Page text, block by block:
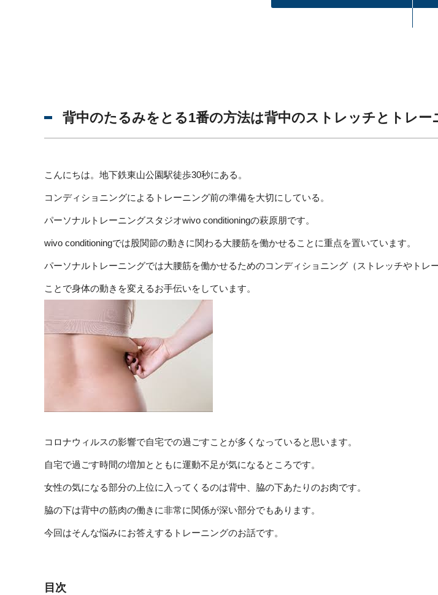
背中のたるみをとる1番の方法は背中のストレッチとトレー
こんにちは。地下鉄東山公園駅徒歩30秒にある。
コンディショニングによるトレーニング前の準備を大切にしている。
パーソナルトレーニングスタジオwivo conditioningの萩原朋です。
wivo conditioningでは股関節の動きに関わる大腰筋を働かせることに重点を置いています。
パーソナルトレーニングでは大腰筋を働かせるためのコンディショニング（ストレッチやトレ
ことで身体の動きを変えるお手伝いをしています。
コロナウィルスの影響で自宅での過ごすことが多くなっていると思います。
自宅で過ごす時間の増加とともに運動不足が気になるところです。
女性の気になる部分の上位に入ってくるのは背中、脇の下あたりのお肉です。
脇の下は背中の筋肉の働きに非常に関係が深い部分でもあります。
今回はそんな悩みにお答えするトレーニングのお話です。
目次